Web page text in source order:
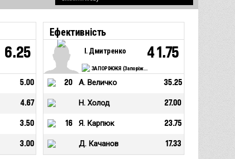
6.25
5.00
4.67
3.50
3.00
Ефективність
ЗАПОРІЖЖЯ (Запоріжжя)
І. Дмитренко 41.75
20 А. Величко 35.25
Н. Холод 27.00
16 Я. Карпюк 23.75
Д. Качанов 17.33